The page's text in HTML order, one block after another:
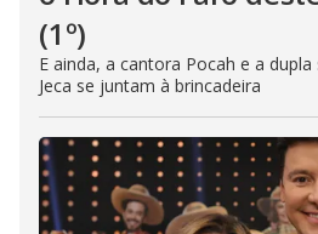
(1º)
E ainda, a cantora Pocah e a
Jeca se juntam à brincadeira